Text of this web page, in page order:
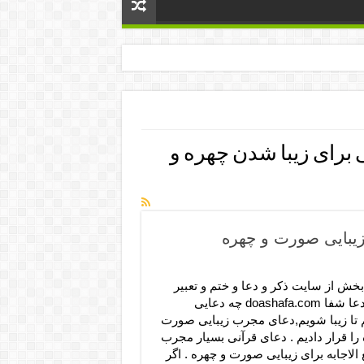
برای زیبا شدن چهره و
صورت و چهره
بخش از سایت ذکر و دعا و ختم و تعبیر
خواب دعا شفا doashafa.com چه دعایی
تا زیبا شویم,دعای مجرب زیبایی صورت
را قرار دادیم . دعای قرآنی بسیار مجرب
برای زیبایی صورت و چهره . اگر